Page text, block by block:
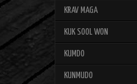
KRAV MAGA
KUK SOOL WON
KUMDO
KUNMUDO